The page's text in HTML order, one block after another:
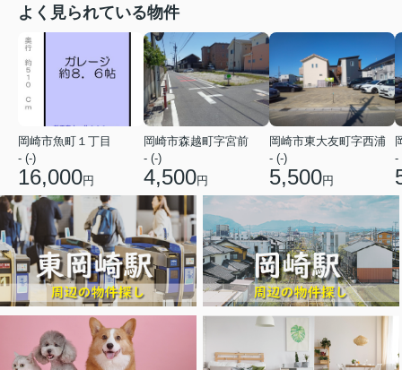
よく見られている物件
岡崎市魚町１丁目
- (-)
16,000円
岡崎市森越町字宮前
- (-)
4,500円
岡崎市東大友町字西浦
- (-)
5,500円
-